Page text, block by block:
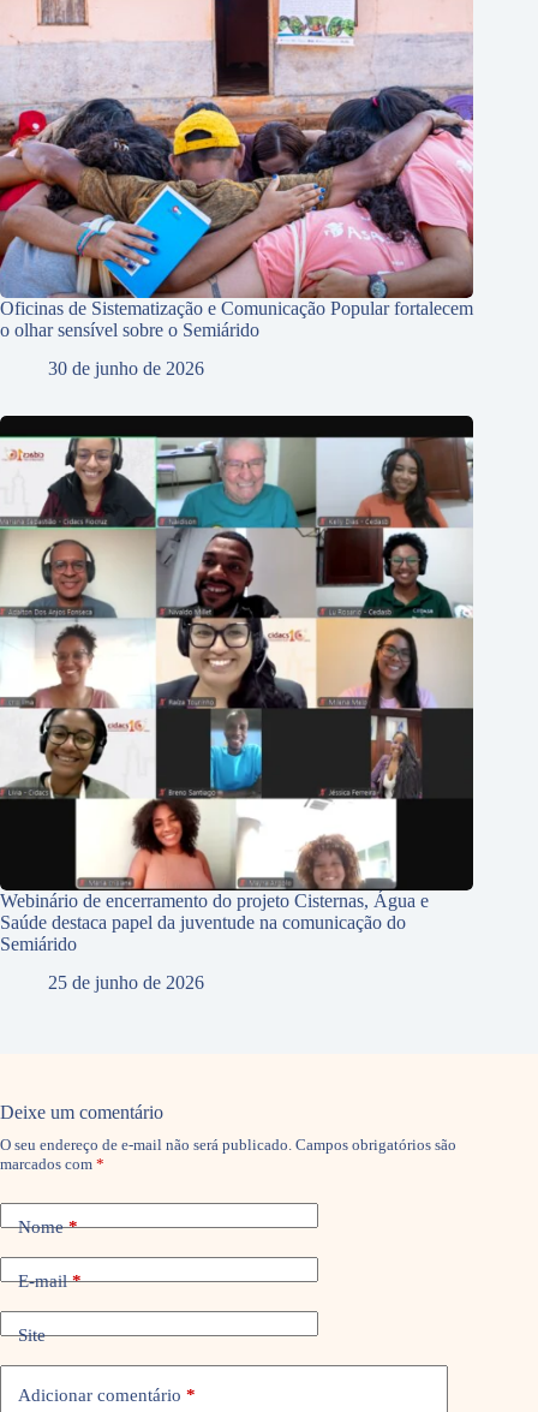
Oficinas de Sistematização e Comunicação Popular fortalecem
o olhar sensível sobre o Semiárido
30 de junho de 2026
Webinário de encerramento do projeto Cisternas, Água e
Saúde destaca papel da juventude na comunicação do
Semiárido
25 de junho de 2026
Deixe um comentário
O seu endereço de e-mail não será publicado. Campos obrigatórios são
marcados com *
Nome*
E-mail*
Site
Adicionar comentário *